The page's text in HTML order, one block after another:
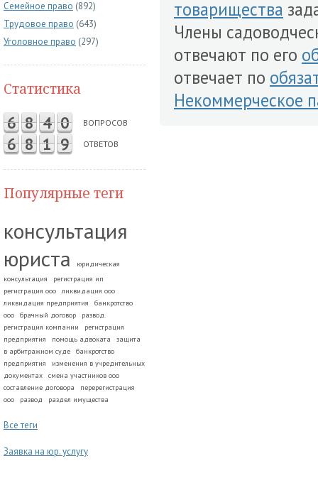
Семейное право (892)
Трудовое право (643)
Уголовное право (297)
Статистика
6 8 4 0 ВОПРОСОВ
6 8 1 9 ОТВЕТОВ
Популярные теги
консультация
юриста
юридическая
консультация
регистрация ип
регистрация ооо
ликвидация ооо
ликвидация предприятия
банкротство
ооо
брачный договор
развод.
регистрация компании
регистрация
предприятия
помощь адвоката
защита
в арбитражном суде
банкротство
предприятия
изменения в учредительных
документах
смена участников ооо
составление договора
перерегистрация
ооо
развод раздел имущества
Все теги
Заявка на юр. услугу
товарищества
Члены
отвечают по его
отвечает по
Некоммерческое